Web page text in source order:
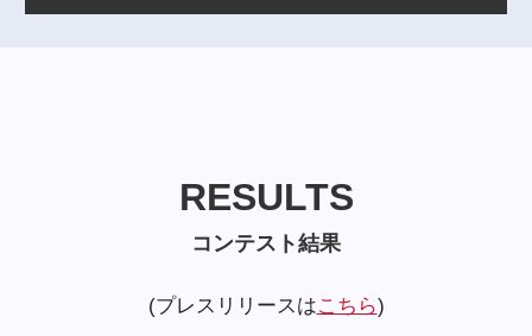
RESULTS
RESULTS
コンテスト結果
コンテスト結果
(プレスリリースはこちら)